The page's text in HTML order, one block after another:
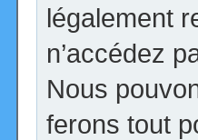
légalement
n’accédez
Nous
ferons tout